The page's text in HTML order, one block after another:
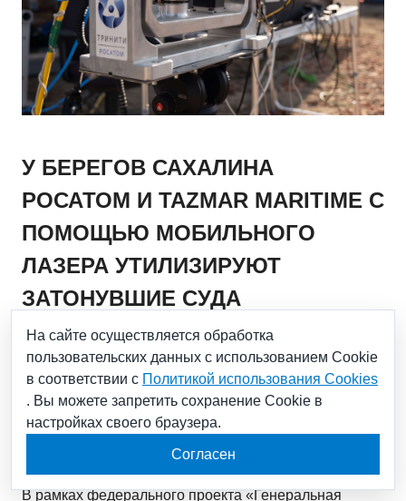
У БЕРЕГОВ САХАЛИНА
РОСАТОМ И TAZMAR MARITIME С
ПОМОЩЬЮ МОБИЛЬНОГО
ЛАЗЕРА УТИЛИЗИРУЮТ
ЗАТОНУВШИЕ СУДА
16.10.2023
Уникальная российская разработка позволяет
ускорить процесс «уборки» акваторий от
В рамках федерального проекта «Генеральная
На сайте осуществляется обработка
пользовательских данных с использованием Cookie
в соответствии с Политикой использования Cookies
. Вы можете запретить сохранение Cookie в
настройках своего браузера.
Согласен